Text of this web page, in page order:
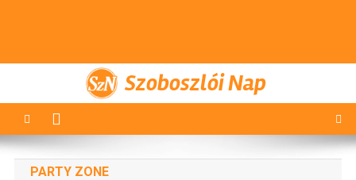
Szoboszlói Nap
PARTY ZONE